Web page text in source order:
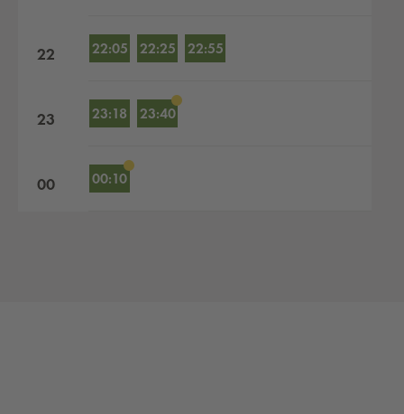
22 22:05 22:25 22:55
23 23:18 23:40
00 00:10